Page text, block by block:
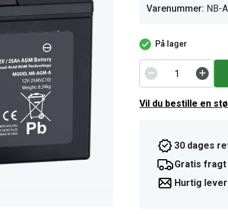
Varenummer: NB-
På lager
Vil du bestille en
30 dages
Gratis fragt
Hurtig